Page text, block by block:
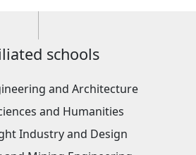
schools
and Architecture
and Humanities
Industry and Design